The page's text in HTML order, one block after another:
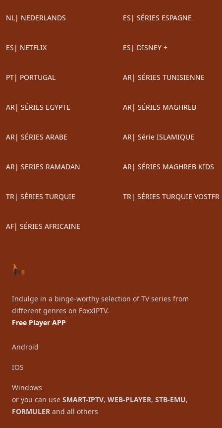
NL| NEDERLANDS ES| SÉRIES ESPAGNE
ES| NETFLIX ES| DISNEY +
PT| PORTUGAL AR| SÉRIES TUNISIENNE
AR| SÉRIES EGYPTE AR| SÉRIES MAGHREB
AR| SÉRIES ARABE AR| Série ISLAMIQUE
AR| SERIES RAMADAN AR| SÉRIES MAGHREB KIDS
TR| SÉRIES TURQUIE TR| SÉRIES TURQUIE VOSTFR
AF| SÉRIES AFRICAINE
Indulge in a binge-worthy selection of TV series from
different genres on FoxxIPTV.
Free Player APP
Android
IOS
Windows
or you can use SMART-IPTV, WEB-PLAYER, STB-EMU,
FORMULER and all others